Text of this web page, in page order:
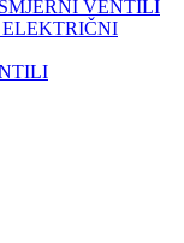
VENTILI